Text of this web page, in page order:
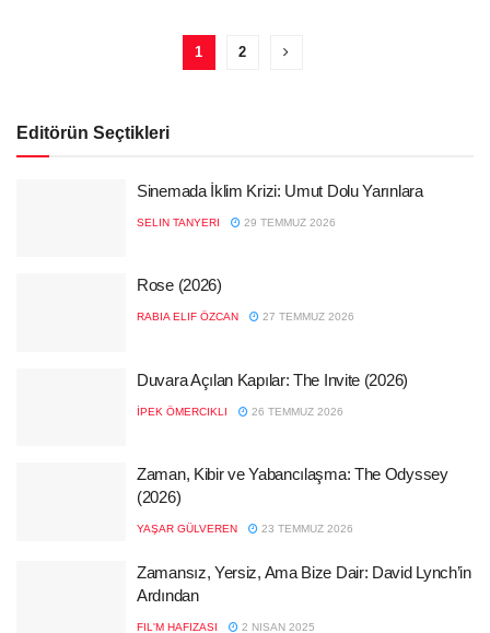
1 2
Editörün Seçtikleri
Sinemada İklim Krizi: Umut Dolu Yarınlara
SELIN TANYERI 29 TEMMUZ 2026
Rose (2026)
RABIA ELIF ÖZCAN 27 TEMMUZ 2026
Duvara Açılan Kapılar: The Invite (2026)
İPEK ÖMERCIKLI 26 TEMMUZ 2026
Zaman, Kibir ve Yabancılaşma: The Odyssey
(2026)
YAŞAR GÜLVEREN 23 TEMMUZ 2026
Zamansız, Yersiz, Ama Bize Dair: David Lynch’in
Ardından
FIL'M HAFIZASI 2 NISAN 2025